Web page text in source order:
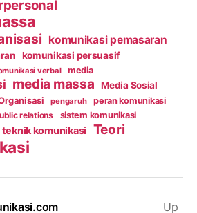
komunikasi pemasaran
komunikasi persuasif
verbal media
media massa Media Sosial
pengaruh peran komunikasi
relations sistem komunikasi
teknik komunikasi Teori
Up